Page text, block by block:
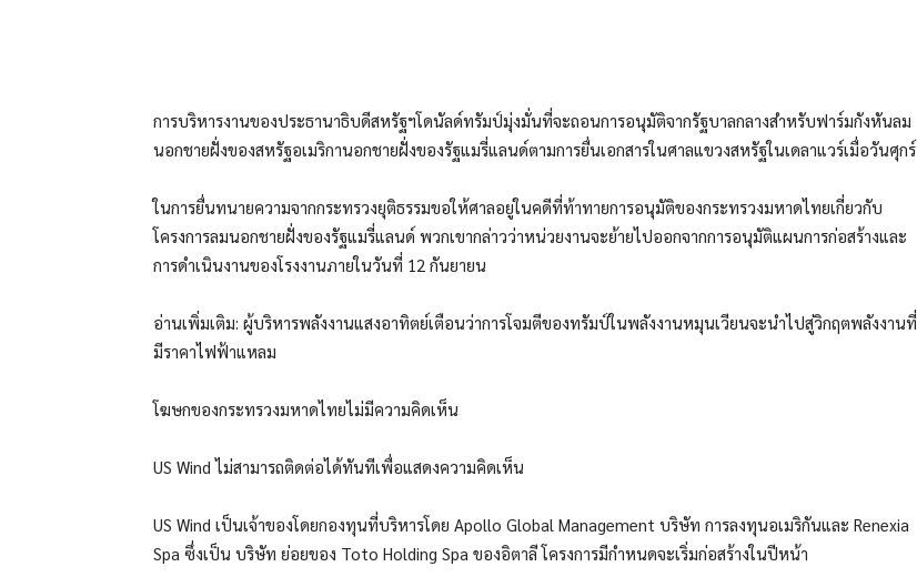
การบริหารงานของประธานาธิบดีสหรัฐฯโดนัลด์ทรัมป์มุ่งมั่นที่จะถอนการอนุมัติจากรัฐบาลกลางสำหรับฟาร์มกังหันลม
นอกชายฝั่งของสหรัฐอเมริกานอกชายฝั่งของรัฐแมรี่แลนด์ตามการยื่นเอกสารในศาลแขวงสหรัฐในเดลาแวร์เมื่อวันศุกร์
ในการยื่นทนายความจากกระทรวงยุติธรรมขอให้ศาลอยู่ในคดีที่ท้าทายการอนุมัติของกระทรวงมหาดไทยเกี่ยวกับ
โครงการลมนอกชายฝั่งของรัฐแมรี่แลนด์ พวกเขากล่าวว่าหน่วยงานจะย้ายไปออกจากการอนุมัติแผนการก่อสร้างและ
การดำเนินงานของโรงงานภายในวันที่ 12 กันยายน
อ่านเพิ่มเติม: ผู้บริหารพลังงานแสงอาทิตย์เตือนว่าการโจมตีของทรัมป์ในพลังงานหมุนเวียนจะนำไปสู่วิกฤตพลังงานที่
มีราคาไฟฟ้าแหลม
โฆษกของกระทรวงมหาดไทยไม่มีความคิดเห็น
US Wind ไม่สามารถติดต่อได้ทันทีเพื่อแสดงความคิดเห็น
US Wind เป็นเจ้าของโดยกองทุนที่บริหารโดย Apollo Global Management บริษัท การลงทุนอเมริกันและ Renexia
Spa ซึ่งเป็น บริษัท ย่อยของ Toto Holding Spa ของอิตาลี โครงการมีกำหนดจะเริ่มก่อสร้างในปีหน้า